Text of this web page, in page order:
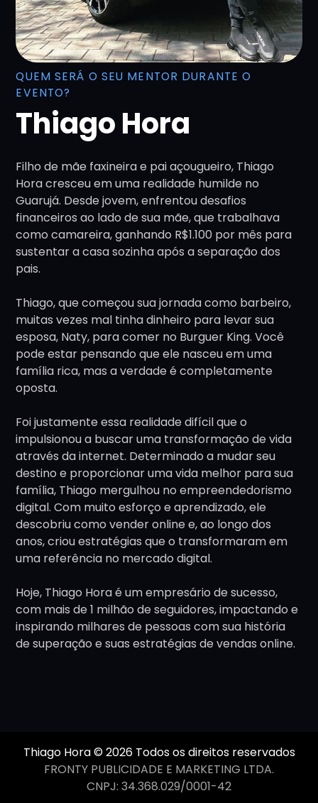
QUEM SERÁ O SEU MENTOR DURANTE O
EVENTO?
Thiago Hora
Filho de mãe faxineira e pai açougueiro, Thiago
Hora cresceu em uma realidade humilde no
Guarujá. Desde jovem, enfrentou desafios
financeiros ao lado de sua mãe, que trabalhava
como camareira, ganhando R$1.100 por mês para
sustentar a casa sozinha após a separação dos
pais.
Thiago, que começou sua jornada como barbeiro,
muitas vezes mal tinha dinheiro para levar sua
esposa, Naty, para comer no Burguer King. Você
pode estar pensando que ele nasceu em uma
família rica, mas a verdade é completamente
oposta.
Foi justamente essa realidade difícil que o
impulsionou a buscar uma transformação de vida
através da internet. Determinado a mudar seu
destino e proporcionar uma vida melhor para sua
família, Thiago mergulhou no empreendedorismo
digital. Com muito esforço e aprendizado, ele
descobriu como vender online e, ao longo dos
anos, criou estratégias que o transformaram em
uma referência no mercado digital.
Hoje, Thiago Hora é um empresário de sucesso,
com mais de 1 milhão de seguidores, impactando e
inspirando milhares de pessoas com sua história
de superação e suas estratégias de vendas online.
Thiago Hora © 2026 Todos os direitos reservados
FRONTY PUBLICIDADE E MARKETING LTDA.
CNPJ: 34.368.029/0001-42